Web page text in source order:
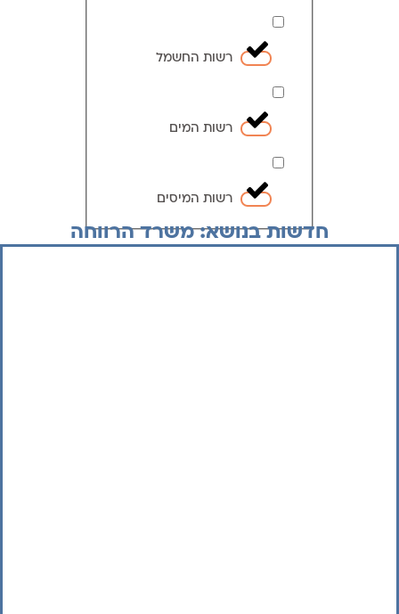
רשות החשמל
רשות המים
רשות המיסים
חדשות בנושא: משרד הרווחה